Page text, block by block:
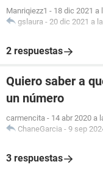
Manriqiezz1 - 18 dic 2021 a
gslaura - 20 dic 2021 a
2 respuestas
Quiero saber a
un número
carmencita - 14 abr 2020 a
ChaneGarcia - 9 sep
3 respuestas